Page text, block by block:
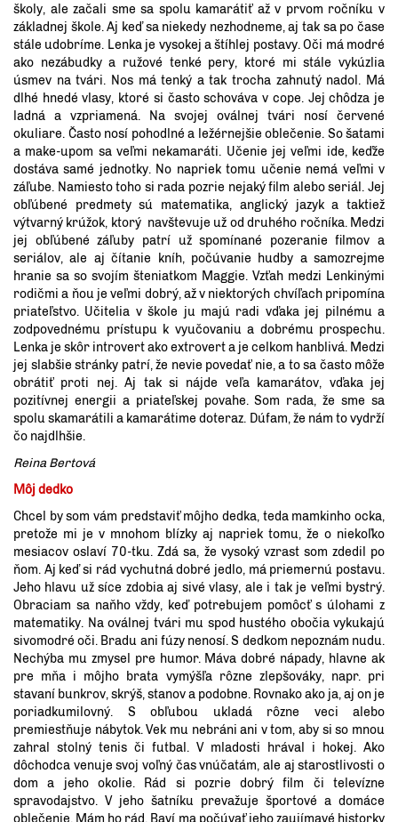
školy, ale začali sme sa spolu kamarátiť až v prvom ročníku v
základnej škole. Aj keď sa niekedy nezhodneme, aj tak sa po čase
stále udobríme. Lenka je vysokej a štíhlej postavy. Oči má modré
ako nezábudky a ružové tenké pery, ktoré mi stále vykúzlia
úsmev na tvári. Nos má tenký a tak trocha zahnutý nadol. Má
dlhé hnedé vlasy, ktoré si často schováva v cope. Jej chôdza je
ladná a vzpriamená. Na svojej oválnej tvári nosí červené
okuliare. Často nosí pohodlné a ležérnejšie oblečenie. So šatami
a make-upom sa veľmi nekamaráti. Učenie jej veľmi ide, keďže
dostáva samé jednotky. No napriek tomu učenie nemá veľmi v
záľube. Namiesto toho si rada pozrie nejaký film alebo seriál. Jej
obľúbené predmety sú matematika, anglický jazyk a taktiež
výtvarný krúžok, ktorý navštevuje už od druhého ročníka. Medzi
jej obľúbené záľuby patrí už spomínané pozeranie filmov a
seriálov, ale aj čítanie kníh, počúvanie hudby a samozrejme
hranie sa so svojím šteniatkom Maggie. Vzťah medzi Lenkinými
rodičmi a ňou je veľmi dobrý, až v niektorých chvíľach pripomína
priateľstvo. Učitelia v škole ju majú radi vďaka jej pilnému a
zodpovednému prístupu k vyučovaniu a dobrému prospechu.
Lenka je skôr introvert ako extrovert a je celkom hanblivá. Medzi
jej slabšie stránky patrí, že nevie povedať nie, a to sa často môže
obrátiť proti nej. Aj tak si nájde veľa kamarátov, vďaka jej
pozitívnej energii a priateľskej povahe. Som rada, že sme sa
spolu skamarátili a kamarátime doteraz. Dúfam, že nám to vydrží
čo najdlhšie.
Reina Bertová
Môj dedko
Chcel by som vám predstaviť môjho dedka, teda mamkinho ocka,
pretože mi je v mnohom blízky aj napriek tomu, že o niekoľko
mesiacov oslaví 70-tku. Zdá sa, že vysoký vzrast som zdedil po
ňom. Aj keď si rád vychutná dobré jedlo, má priemernú postavu.
Jeho hlavu už síce zdobia aj sivé vlasy, ale i tak je veľmi bystrý.
Obraciam sa naňho vždy, keď potrebujem pomôcť s úlohami z
matematiky. Na oválnej tvári mu spod hustého obočia vykukajú
sivomodré oči. Bradu ani fúzy nenosí. S dedkom nepoznám nudu.
Nechýba mu zmysel pre humor. Máva dobré nápady, hlavne ak
pre mňa i môjho brata vymýšľa rôzne zlepšováky, napr. pri
stavaní bunkrov, skrýš, stanov a podobne. Rovnako ako ja, aj on je
poriadkumilovný. S obľubou ukladá rôzne veci alebo
premiestňuje nábytok. Vek mu nebráni ani v tom, aby si so mnou
zahral stolný tenis či futbal. V mladosti hrával i hokej. Ako
dôchodca venuje svoj voľný čas vnúčatám, ale aj starostlivosti o
dom a jeho okolie. Rád si pozrie dobrý film či televízne
spravodajstvo. V jeho šatníku prevažuje športové a domáce
oblečenie. Mám ho rád. Baví ma počúvať jeho zaujímavé historky